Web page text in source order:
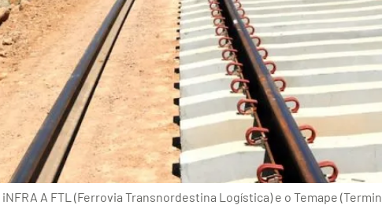
A FTL (Ferrovia Transnordestina Logística) e o Temape